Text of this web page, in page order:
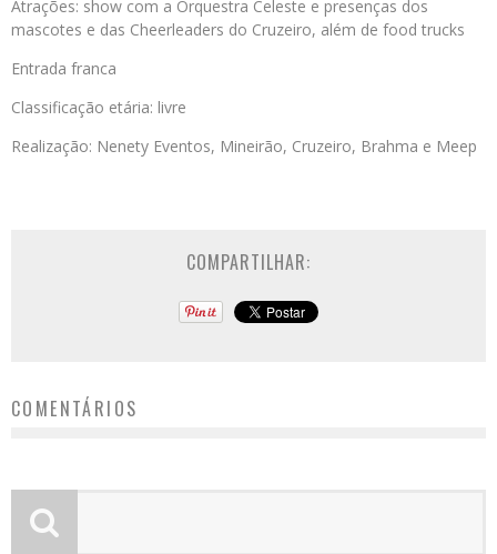
Atrações: show com a Orquestra Celeste e presenças dos
mascotes e das Cheerleaders do Cruzeiro, além de food trucks
Entrada franca
Classificação etária: livre
Realização: Nenety Eventos, Mineirão, Cruzeiro, Brahma e Meep
COMPARTILHAR:
COMENTÁRIOS